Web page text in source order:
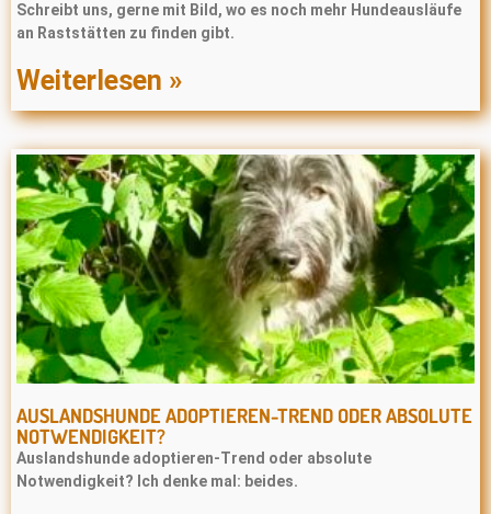
Schreibt uns, gerne mit Bild, wo es noch mehr Hundeausläufe
an Raststätten zu finden gibt.
Weiterlesen »
AUSLANDSHUNDE ADOPTIEREN-TREND ODER ABSOLUTE
NOTWENDIGKEIT?
Auslandshunde adoptieren-Trend oder absolute
Notwendigkeit? Ich denke mal: beides.